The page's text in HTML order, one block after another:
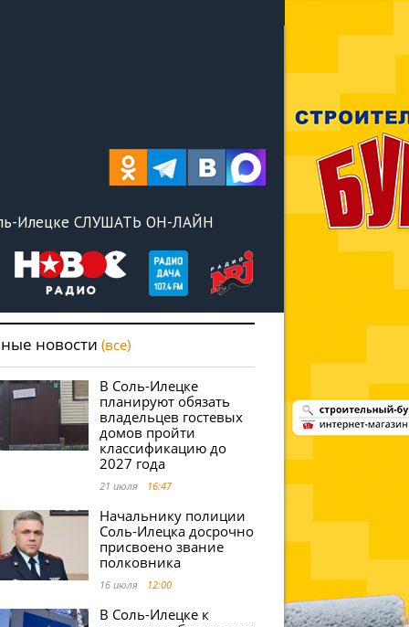
Илецке СЛУШАТЬ ОН-ЛАЙН
новости (все)
В Соль-Илецке
планируют обязать
владельцев гостевых
домов пройти
классификацию до
2027 года
21 июля 16:47
Начальнику полиции
Соль-Илецка досрочно
присвоено звание
полковника
16 июля 12:00
В Соль-Илецке к